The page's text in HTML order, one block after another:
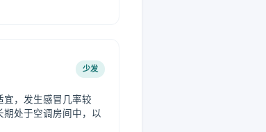
少发
宜，发生感冒几率较
期处于空调房间中，以